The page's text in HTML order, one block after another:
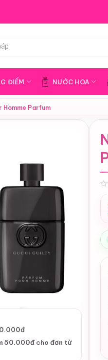
ĐIỂM NƯỚC HOA
Homme Parfum
50.000đ cho đơn từ